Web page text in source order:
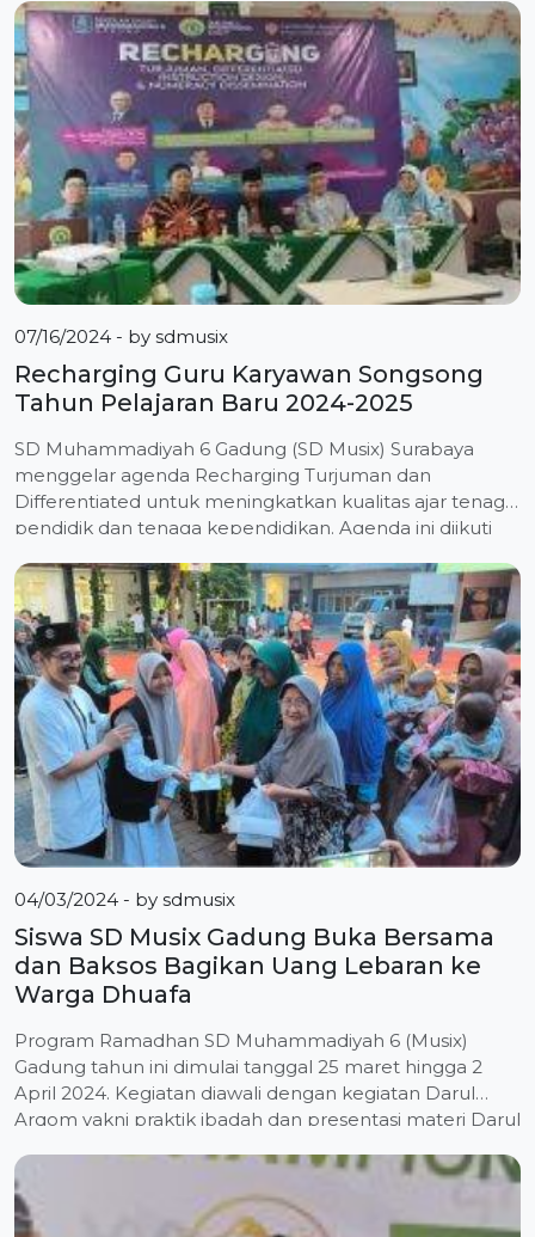
Wonokromo. Tak ada lagi kecemasan, tak ada lagi
memaksa, tak ada lagi perintah, bahkan tak ada lagi
marah-marah. Justru […]
07/16/2024 - by sdmusix
Recharging Guru Karyawan Songsong
Tahun Pelajaran Baru 2024-2025
SD Muhammadiyah 6 Gadung (SD Musix) Surabaya
menggelar agenda Recharging Turjuman dan
Differentiated untuk meningkatkan kualitas ajar tenaga
pendidik dan tenaga kependidikan. Agenda ini diikuti
al-Qur’an pada hari Senin (8/7/2024). Meskipun masih
dalam masa liburan, tenaga pendidik dan tenaga
kependidikan tetap semangat untuk mengasah diri dan
[…]
04/03/2024 - by sdmusix
Siswa SD Musix Gadung Buka Bersama
dan Baksos Bagikan Uang Lebaran ke
Warga Dhuafa
Program Ramadhan SD Muhammadiyah 6 (Musix)
Gadung tahun ini dimulai tanggal 25 maret hingga 2
April 2024. Kegiatan diawali dengan kegiatan Darul
Arqom yakni praktik ibadah dan presentasi materi Darul
praktik ibadah,” ungkap Ustadz M. Nurun Naharo
selaku Penanggung Jawab Pelaksanaan buka bersama
dan Baksos SD Musix saat […]